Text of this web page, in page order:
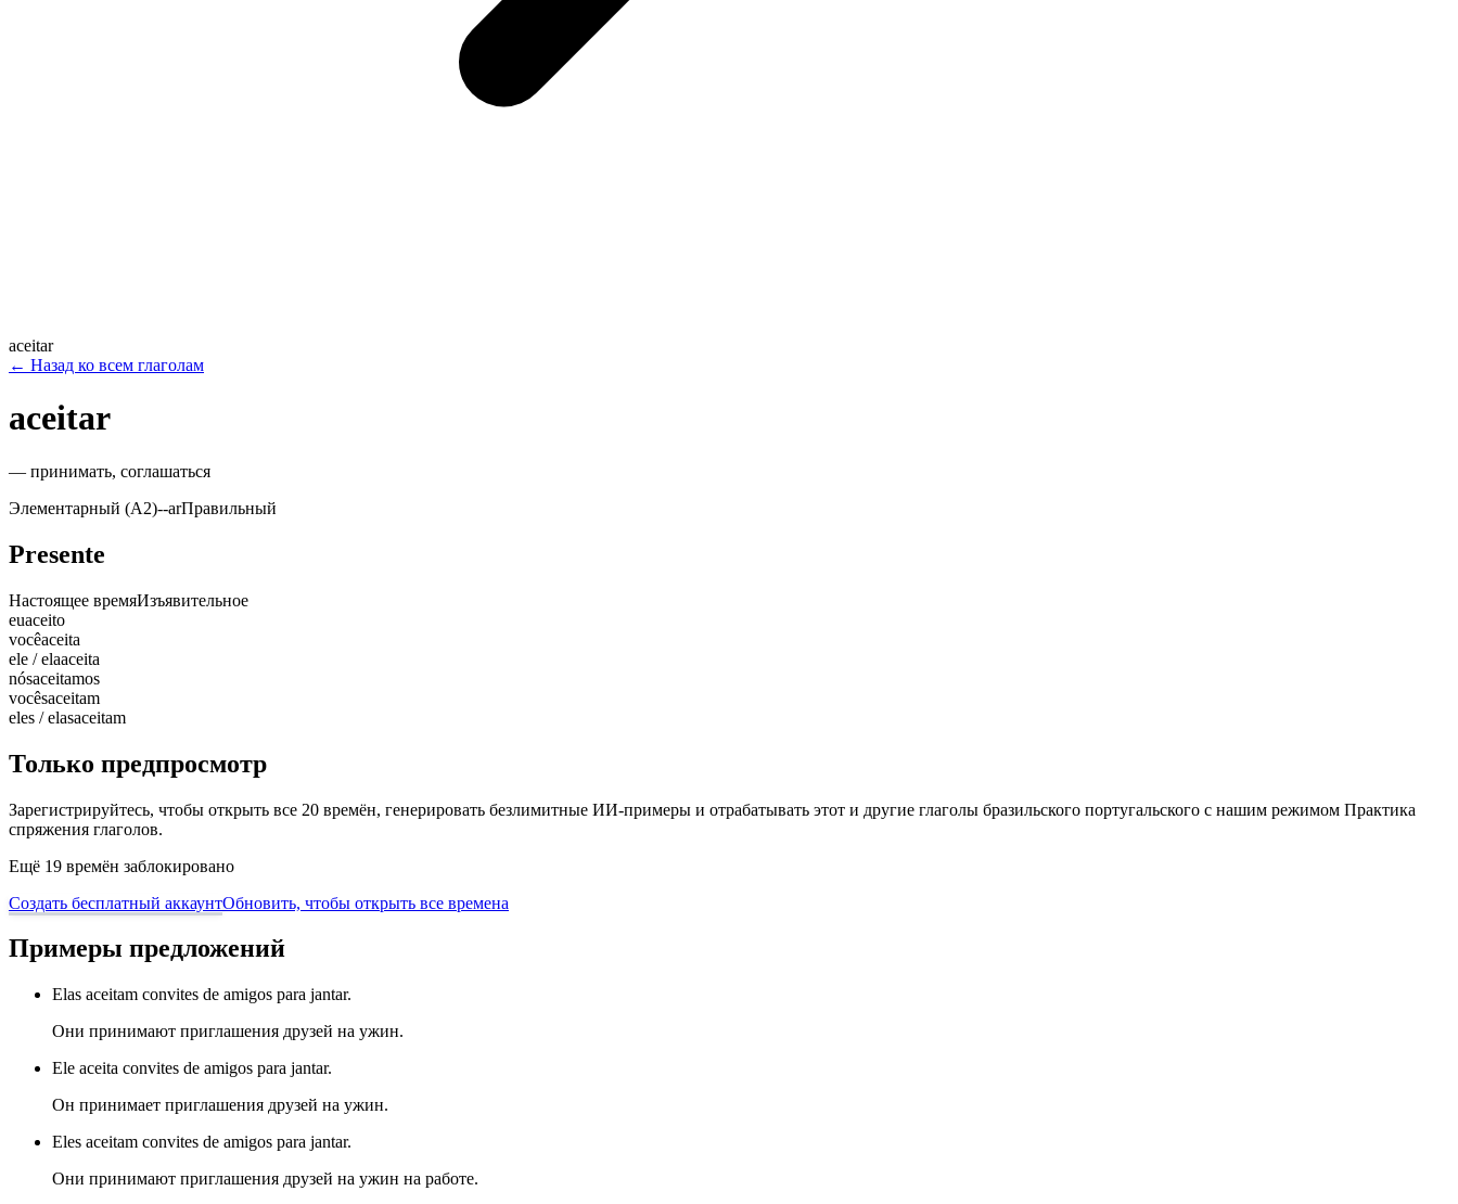
aceitar
← Назад ко всем глаголам
aceitar
— принимать, соглашаться
Элементарный (A2)--arПравильный
Presente
Настоящее времяИзъявительное
euaceito
vocêaceita
ele / elaaceita
nósaceitamos
vocêsaceitam
eles / elasaceitam
Только предпросмотр
Зарегистрируйтесь, чтобы открыть все 20 времён, генерировать безлимитные ИИ-примеры и отрабатывать этот и другие глаголы бразильского португальского с нашим режимом Практика
спряжения глаголов.
Ещё 19 времён заблокировано
Создать бесплатный аккаунтОбновить, чтобы открыть все времена
Примеры предложений
Elas aceitam convites de amigos para jantar.
Они принимают приглашения друзей на ужин.
Ele aceita convites de amigos para jantar.
Он принимает приглашения друзей на ужин.
Eles aceitam convites de amigos para jantar.
Они принимают приглашения друзей на ужин на работе.